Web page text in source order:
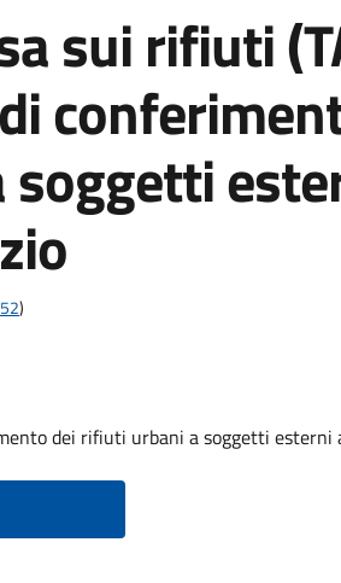
sui rifiuti
)
dei rifiuti urbani a soggetti esterni